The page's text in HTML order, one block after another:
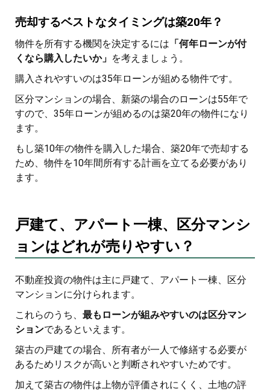
売却するベストなタイミングは築20年？
物件を所有する機関を決定するには 「何年ローンが付
くなら購入したいか」 を考えましょう。
購入されやすいのは35年ローンが組める物件です。
区分マンションの場合、新築の場合のローンは55年で
すので、35年ローンが組めるのは築20年の物件になり
ます。
もし築10年の物件を購入した場合、築20年で売却する
ため、物件を10年間所有する計画を立てる必要があり
ます。
戸建て、アパート一棟、区分マンシ
ョンはどれが売りやすい？
不動産投資の物件は主に戸建て、アパート一棟、区分
マンションに分けられます。
これらのうち、 最もローンが組みやすいのは区分マン
ションであるといえます。
築古の戸建ての場合、所有者が一人で修繕する必要が
あるためリスクが高いと判断されやすいためです。
加えて築古の物件は上物が評価されにくく、土地の評